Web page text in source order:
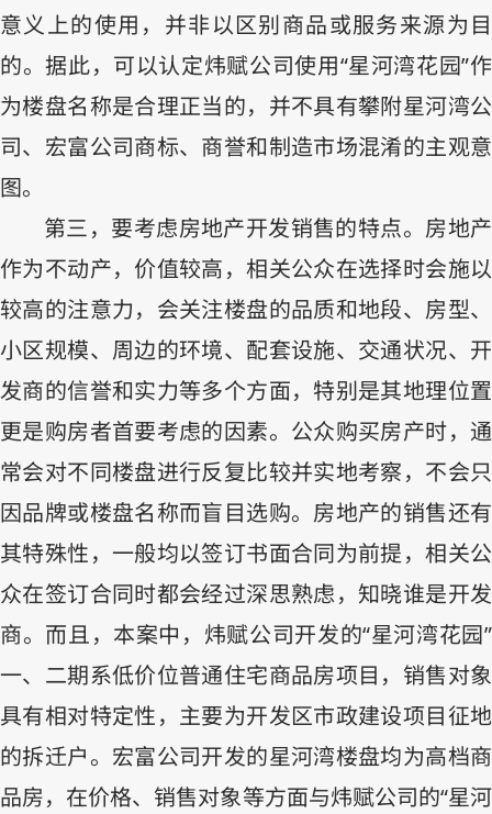
意义上的使用，并非以区别商品或服务来源为目
的。据此，可以认定炜赋公司使用“星河湾花园”作
为楼盘名称是合理正当的，并不具有攀附星河湾公
司、宏富公司商标、商誉和制造市场混淆的主观意
图。
第三，要考虑房地产开发销售的特点。房地产
作为不动产，价值较高，相关公众在选择时会施以
较高的注意力，会关注楼盘的品质和地段、房型、
小区规模、周边的环境、配套设施、交通状况、开
发商的信誉和实力等多个方面，特别是其地理位置
更是购房者首要考虑的因素。公众购买房产时，通
常会对不同楼盘进行反复比较并实地考察，不会只
因品牌或楼盘名称而盲目选购。房地产的销售还有
其特殊性，一般均以签订书面合同为前提，相关公
众在签订合同时都会经过深思熟虑，知晓谁是开发
商。而且，本案中，炜赋公司开发的“星河湾花园”
一、二期系低价位普通住宅商品房项目，销售对象
具有相对特定性，主要为开发区市政建设项目征地
的拆迁户。宏富公司开发的星河湾楼盘均为高档商
品房，在价格、销售对象等方面与炜赋公司的“星河